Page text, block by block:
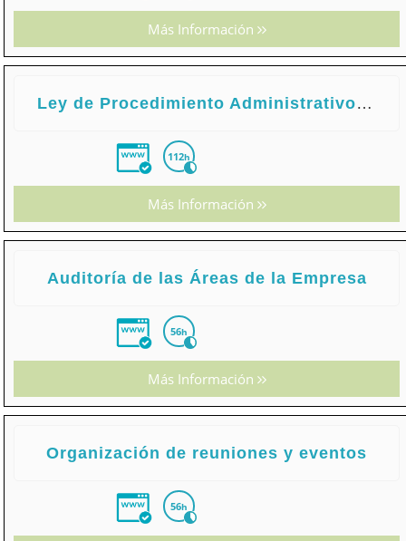
Más Información
Ley de Procedimiento Administrativo Comun: Ley 39/2015
112h
Más Información
Auditoría de las Áreas de la Empresa
56h
Más Información
Organización de reuniones y eventos
56h